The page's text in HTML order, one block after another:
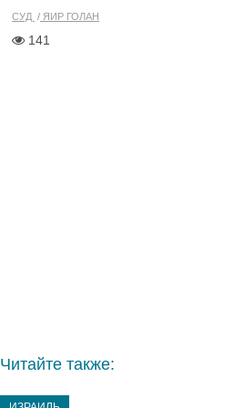
СУД ЯИР ГОЛАН
141
Читайте также: